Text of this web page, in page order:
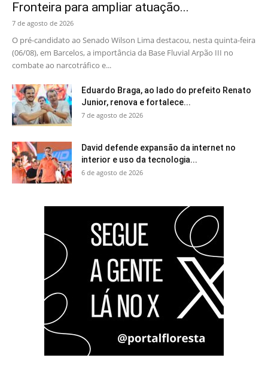
Fronteira para ampliar atuação...
7 de agosto de 2026
O pré-candidato ao Senado Wilson Lima destacou, nesta quinta-feira
(06/08), em Barcelos, a importância da Base Fluvial Arpão III no
combate ao narcotráfico e...
Eduardo Braga, ao lado do prefeito Renato
Junior, renova e fortalece...
7 de agosto de 2026
David defende expansão da internet no
interior e uso da tecnologia...
6 de agosto de 2026